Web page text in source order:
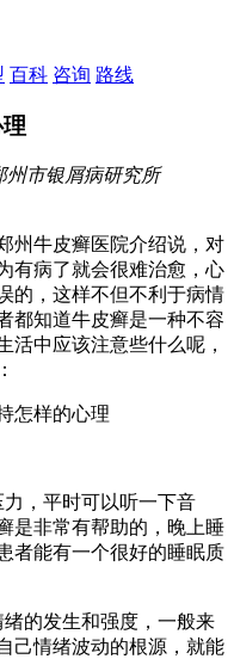
百科 咨询 路线
州市银屑病研究所
州牛皮癣医院介绍说，对
有病了就会很难治愈，心
的，这样不但不利于病情
都知道牛皮癣是一种不容
活中应该注意些什么呢，
，平时可以听一下音
是非常有帮助的，晚上睡
者能有一个很好的睡眠质
的发生和强度，一般来
己情绪波动的根源，就能